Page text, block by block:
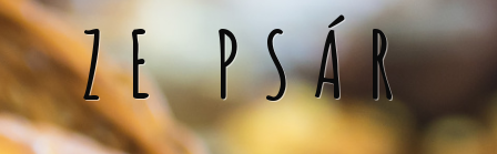
ZE PSÁR